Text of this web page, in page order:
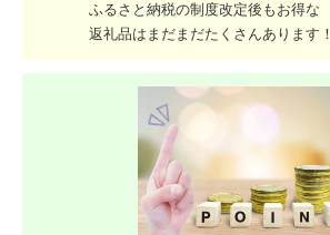
ふるさと納税の制度改定後もお得な
返礼品はまだまだたくさんあります！